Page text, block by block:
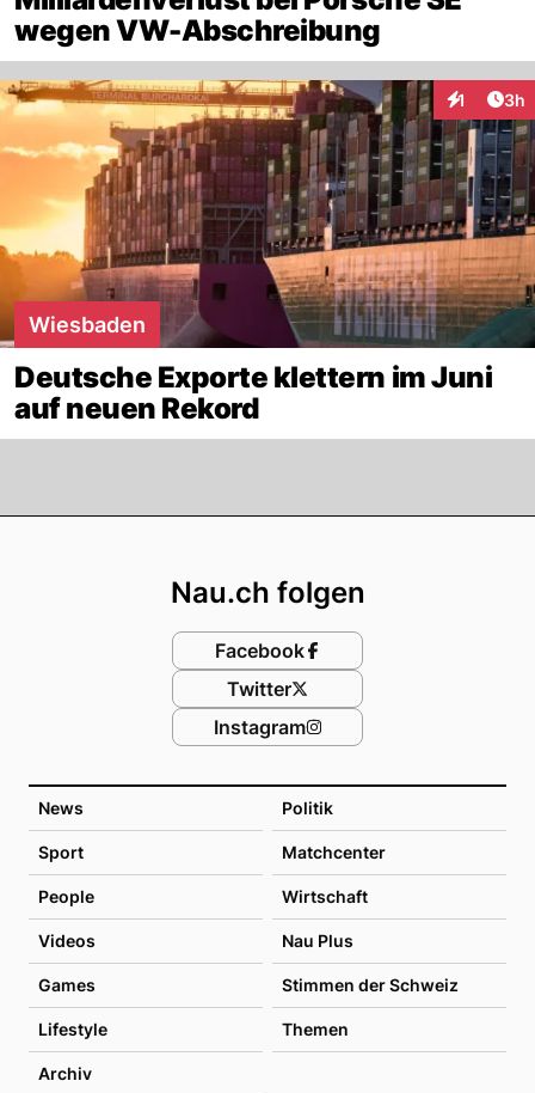
wegen VW-Abschreibung
1 3h
Wiesbaden
Deutsche Exporte klettern im Juni
auf neuen Rekord
News Politik
Sport Matchcenter
People Wirtschaft
Videos Nau Plus
Games Stimmen der Schweiz
Lifestyle Themen
Archiv
Nau.ch folgen
Facebook
Twitter
Instagram